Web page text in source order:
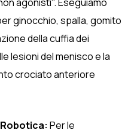
ginocchio, spalla, gomito
della cuffia dei
lesioni del menisco e la
crociato anteriore
Per le